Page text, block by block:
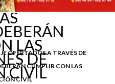
OFERTADOS A TRAVÉS DE
CUMPLIR CON LAS
CIVIL
LAS
DE
CIVIL